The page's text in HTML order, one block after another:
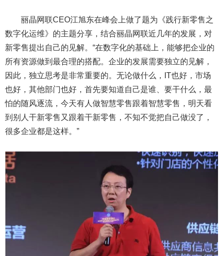
丽晶网联CEO江旭东在峰会上做了题为《践行新零售之
数字化运维》的主题分享，结合丽晶网联近几年的发展，对
新零售提出自己的见解。“在数字化的基础上，能够把企业的
所有资源做到最合理的搭配。企业的发展需要独立的见解，
因此，独立思考是非常重要的。无论做什么，IT也好，市场
也好，其他部门也好，首先要知道自己是谁、要干什么，最
怕的随风逐流，今天有人做智慧零售跟着智慧零售，明天看
到别人干新零售又跟着干新零售，不知不觉把自己做没了，
很多企业都是这样。”